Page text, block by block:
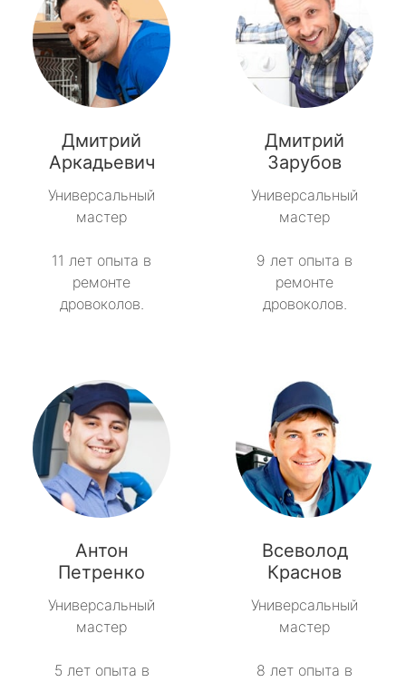
Дмитрий
Аркадьевич
Универсальный
мастер
11 лет опыта в
ремонте
дровоколов.
Дмитрий
Зарубов
Универсальный
мастер
9 лет опыта в
ремонте
дровоколов.
Антон
Петренко
Универсальный
мастер
5 лет опыта в
Всеволод
Краснов
Универсальный
мастер
8 лет опыта в